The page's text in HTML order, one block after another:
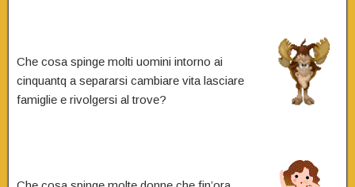
Che cosa spinge molti uomini intorno ai
cinquantq a separarsi cambiare vita lasciare
famiglie e rivolgersi al trove?